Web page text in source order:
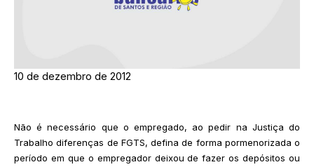
10 de dezembro de 2012
Não é necessário que o empregado, ao pedir na Justiça do
Trabalho diferenças de FGTS, defina de forma pormenorizada o
período em que o empregador deixou de fazer os depósitos ou